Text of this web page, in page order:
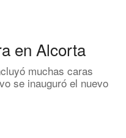
en Alcorta
muchas caras
se inauguró el nuevo